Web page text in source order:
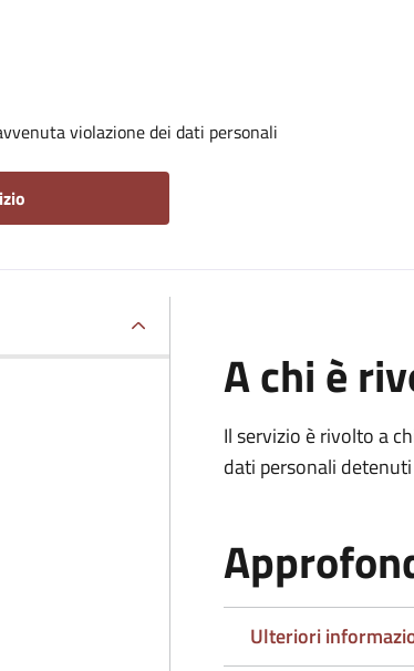
violazione dei dati personali
A chi è
Il servizio è rivolto a
dati personali
Ulteriori